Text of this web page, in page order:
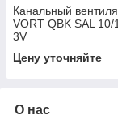
Канальный
VORT QBK SAL 10/
3V
Цену уточняйте
О нас